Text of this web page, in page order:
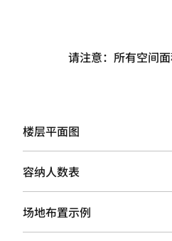
请注意：所有空间面
楼层平面图
容纳人数表
场地布置示例